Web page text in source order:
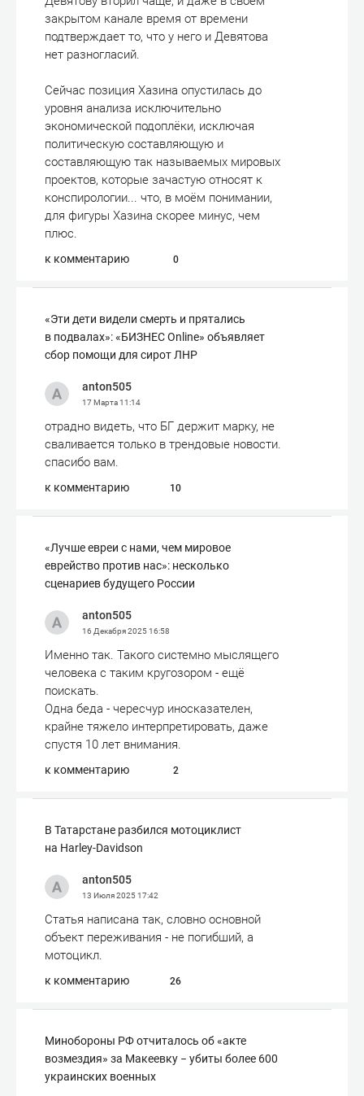
закрытом канале время от времени
подтверждает то, что у него и Девятова
нет разногласий.
Сейчас позиция Хазина опустилась до
уровня анализа исключительно
экономической подоплёки, исключая
политическую составляющую и
составляющую так называемых мировых
проектов, которые зачастую относят к
конспирологии... что, в моём понимании,
для фигуры Хазина скорее минус, чем
плюс.
к комментарию 0
«Эти дети видели смерть и прятались
в подвалах»: «БИЗНЕС Online» объявляет
сбор помощи для сирот ЛНР
anton505
17 Марта11:14
отрадно видеть, что БГ держит марку, не
сваливается только в трендовые новости.
спасибо вам.
к комментарию 10
«Лучше евреи с нами, чем мировое
еврейство против нас»: несколько
сценариев будущего России
anton505
16 Декабря 202516:58
Именно так. Такого системно мыслящего
человека с таким кругозором - ещё
поискать.
Одна беда - чересчур иносказателен,
крайне тяжело интерпретировать, даже
спустя 10 лет внимания.
к комментарию 2
В Татарстане разбился мотоциклист
на Harley-Davidson
anton505
13 Июля 202517:42
Статья написана так, словно основной
объект переживания - не погибший, а
мотоцикл.
к комментарию 26
Минобороны РФ отчиталось об «акте
возмездия» за Макеевку − убиты более 600
украинских военных